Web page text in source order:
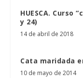
HUESCA. Curso
y 24)
14 de abril de 2018
Cata maridada
10 de mayo de 2014